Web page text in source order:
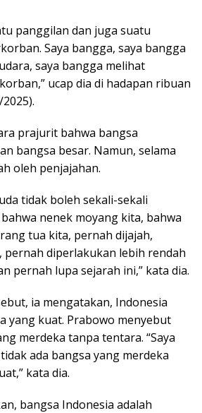
panggilan dan juga suatu
Saya bangga, saya bangga
saya bangga melihat
ucap dia di hadapan ribuan
prajurit bahwa bangsa
bangsa besar. Namun, selama
oleh penjajahan.
tidak boleh sekali-sekali
nenek moyang kita, bahwa
tua kita, pernah dijajah,
pernah diperlakukan lebih rendah
pernah lupa sejarah ini,” kata dia.
ia mengatakan, Indonesia
yang kuat. Prabowo menyebut
merdeka tanpa tentara. “Saya
ada bangsa yang merdeka
kata dia.
bangsa Indonesia adalah